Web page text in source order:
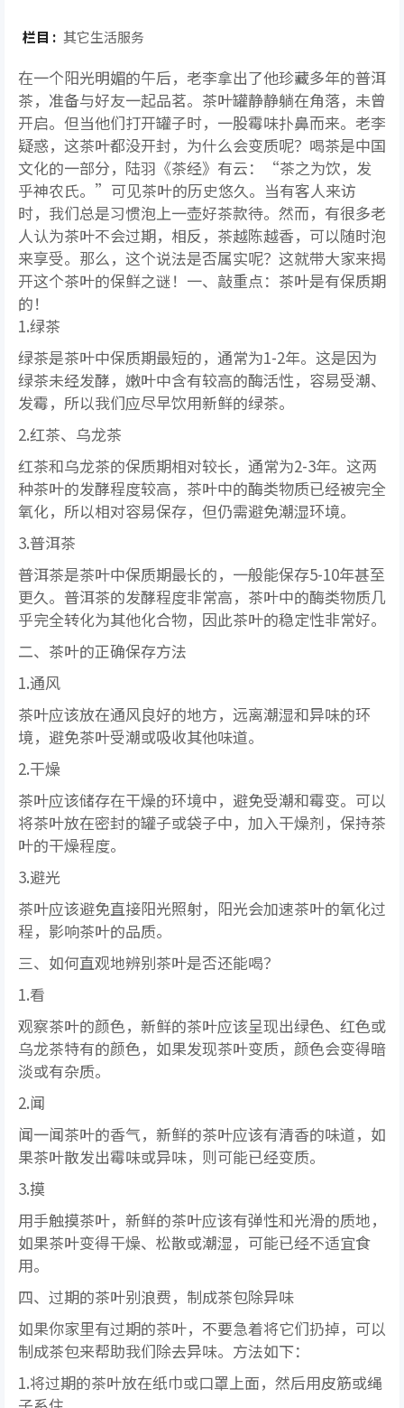
栏目 : 其它生活服务
在一个阳光明媚的午后，老李拿出了他珍藏多年的普洱
茶，准备与好友一起品茗。茶叶罐静静躺在角落，未曾
开启。但当他们打开罐子时，一股霉味扑鼻而来。老李
疑惑，这茶叶都没开封，为什么会变质呢？喝茶是中国
文化的一部分，陆羽《茶经》有云：“茶之为饮，发
乎神农氏。”可见茶叶的历史悠久。当有客人来访
时，我们总是习惯泡上一壶好茶款待。然而，有很多老
人认为茶叶不会过期，相反，茶越陈越香，可以随时泡
来享受。那么，这个说法是否属实呢？这就带大家来揭
开这个茶叶的保鲜之谜！一、敲重点：茶叶是有保质期
的！
1.绿茶
绿茶是茶叶中保质期最短的，通常为1-2年。这是因为
绿茶未经发酵，嫩叶中含有较高的酶活性，容易受潮、
发霉，所以我们应尽早饮用新鲜的绿茶。
2.红茶、乌龙茶
红茶和乌龙茶的保质期相对较长，通常为2-3年。这两
种茶叶的发酵程度较高，茶叶中的酶类物质已经被完全
氧化，所以相对容易保存，但仍需避免潮湿环境。
3.普洱茶
普洱茶是茶叶中保质期最长的，一般能保存5-10年甚至
更久。普洱茶的发酵程度非常高，茶叶中的酶类物质几
乎完全转化为其他化合物，因此茶叶的稳定性非常好。
二、茶叶的正确保存方法
1.通风
茶叶应该放在通风良好的地方，远离潮湿和异味的环
境，避免茶叶受潮或吸收其他味道。
2.干燥
茶叶应该储存在干燥的环境中，避免受潮和霉变。可以
将茶叶放在密封的罐子或袋子中，加入干燥剂，保持茶
叶的干燥程度。
3.避光
茶叶应该避免直接阳光照射，阳光会加速茶叶的氧化过
程，影响茶叶的品质。
三、如何直观地辨别茶叶是否还能喝？
1.看
观察茶叶的颜色，新鲜的茶叶应该呈现出绿色、红色或
乌龙茶特有的颜色，如果发现茶叶变质，颜色会变得暗
淡或有杂质。
2.闻
闻一闻茶叶的香气，新鲜的茶叶应该有清香的味道，如
果茶叶散发出霉味或异味，则可能已经变质。
3.摸
用手触摸茶叶，新鲜的茶叶应该有弹性和光滑的质地，
如果茶叶变得干燥、松散或潮湿，可能已经不适宜食
用。
四、过期的茶叶别浪费，制成茶包除异味
如果你家里有过期的茶叶，不要急着将它们扔掉，可以
制成茶包来帮助我们除去异味。方法如下：
1.将过期的茶叶放在纸巾或口罩上面，然后用皮筋或绳